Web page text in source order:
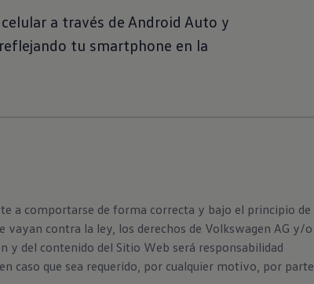
a través de Android Auto y
tu smartphone en la
a comportarse de forma correcta y bajo el principio de
vayan contra la ley, los derechos de Volkswagen AG y/o
y del contenido del Sitio Web será responsabilidad
caso que sea requerido, por cualquier motivo, por parte